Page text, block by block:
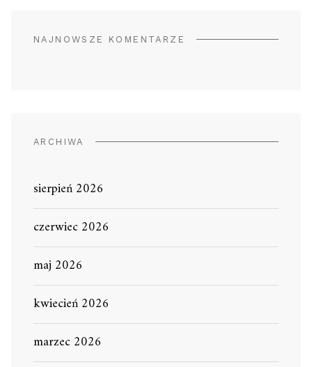
NAJNOWSZE KOMENTARZE
ARCHIWA
sierpień 2026
czerwiec 2026
maj 2026
kwiecień 2026
marzec 2026